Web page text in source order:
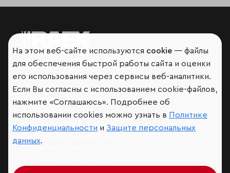
Мир сквозь призму рейтингов
Контактная информация
На этом веб-сайте используются cookie — файлы
для обеспечения быстрой работы сайта и оценки
его использования через сервисы веб-аналитики.
Если Вы согласны с использованием cookie-файлов,
нажмите «Соглашаюсь». Подробнее об
использовании cookies можно узнать в Политике
Конфиденциальности и Защите персональных
данных.